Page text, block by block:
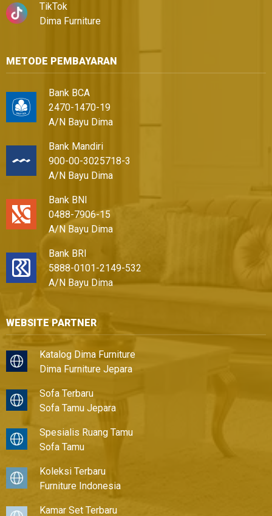
TikTok
Dima Furniture
METODE PEMBAYARAN
Bank BCA
2470-1470-19
A/N Bayu Dima
Bank Mandiri
900-00-3025718-3
A/N Bayu Dima
Bank BNI
0488-7906-15
A/N Bayu Dima
Bank BRI
5888-0101-2149-532
A/N Bayu Dima
WEBSITE PARTNER
Katalog Dima Furniture
Dima Furniture Jepara
Sofa Terbaru
Sofa Tamu Jepara
Spesialis Ruang Tamu
Sofa Tamu
Koleksi Terbaru
Furniture Indonesia
Kamar Set Terbaru